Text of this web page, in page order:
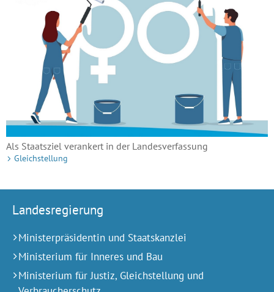
Als Staatsziel verankert in der Landesverfassung
Gleichstellung
Landesregierung
Ministerpräsidentin und Staatskanzlei
Ministerium für Inneres und Bau
Ministerium für Justiz, Gleichstellung und